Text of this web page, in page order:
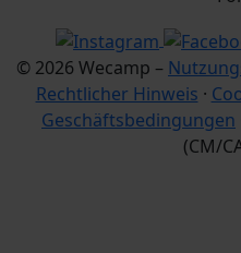
© 2026 Wecamp –
Rechtlicher Hinweis ·
Geschäftsbedingungen
(CM/